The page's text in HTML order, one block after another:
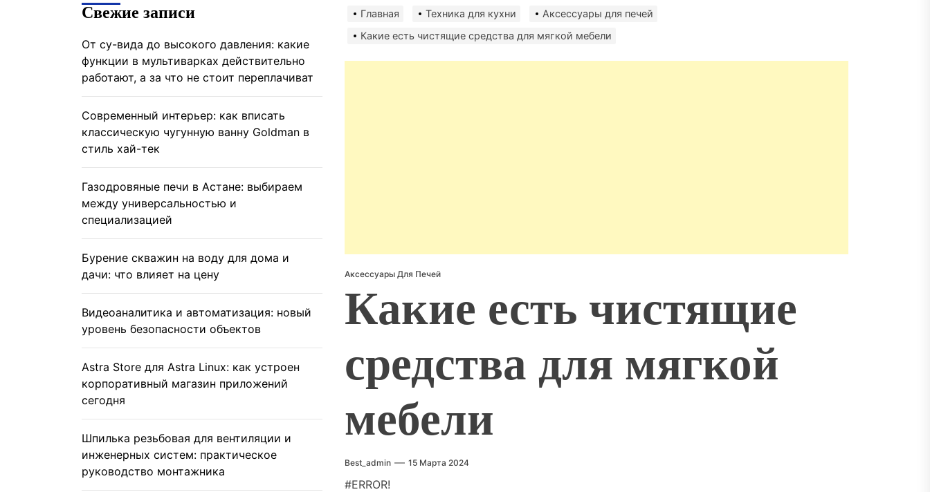
безопасности объектов
Главная Техника для кухни
Аксессуары для печей
Какие есть чистящие средства для мягкой мебели
Аксессуары Для Печей
Какие есть чистящие
средства для мягкой
мебели
Best_admin 15 Марта 2024
#ERROR!
Свежие записи
От су-вида до высокого давления: какие
функции в мультиварках действительно
работают, а за что не стоит переплачиват
Современный интерьер: как вписать
классическую чугунную ванну Goldman в
стиль хай-тек
Газодровяные печи в Астане: выбираем
между универсальностью и
специализацией
Бурение скважин на воду для дома и
дачи: что влияет на цену
Видеоаналитика и автоматизация: новый
уровень безопасности объектов
Astra Store для Astra Linux: как устроен
корпоративный магазин приложений
сегодня
Шпилька резьбовая для вентиляции и
инженерных систем: практическое
руководство монтажника